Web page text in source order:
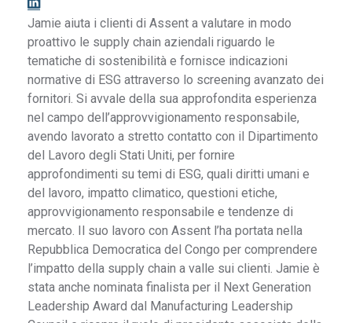
Jamie aiuta i clienti di Assent a valutare in modo
proattivo le supply chain aziendali riguardo le
tematiche di sostenibilità e fornisce indicazioni
normative di ESG attraverso lo screening avanzato dei
fornitori. Si avvale della sua approfondita esperienza
nel campo dell’approvvigionamento responsabile,
avendo lavorato a stretto contatto con il Dipartimento
del Lavoro degli Stati Uniti, per fornire
approfondimenti su temi di ESG, quali diritti umani e
del lavoro, impatto climatico, questioni etiche,
approvvigionamento responsabile e tendenze di
mercato. Il suo lavoro con Assent l’ha portata nella
Repubblica Democratica del Congo per comprendere
l’impatto della supply chain a valle sui clienti. Jamie è
stata anche nominata finalista per il Next Generation
Leadership Award dal Manufacturing Leadership